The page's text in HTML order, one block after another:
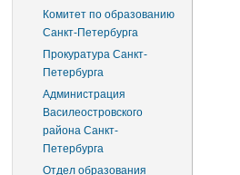
Комитет по образованию
Санкт-Петербурга
Прокуратура Санкт-
Петербурга
Администрация
Василеостровского
района Санкт-
Петербурга
Отдел образования